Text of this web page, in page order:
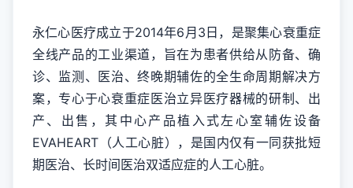
永仁心医疗成立于2014年6月3日，是聚集心衰重症
全线产品的工业渠道，旨在为患者供给从防备、确
诊、监测、医治、终晚期辅佐的全生命周期解决方
案，专心于心衰重症医治立异医疗器械的研制、出
产、出售，其中心产品植入式左心室辅佐设备
EVAHEART（人工心脏），是国内仅有一同获批短
期医治、长时间医治双适应症的人工心脏。